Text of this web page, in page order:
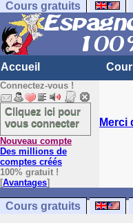
Cours gratuits
Accueil
Connectez-vous !
Cliquez ici pour
vous connecter
Nouveau compte
Des millions de
comptes créés
100% gratuit !
[Avantages]
Merci
Cours gratuits